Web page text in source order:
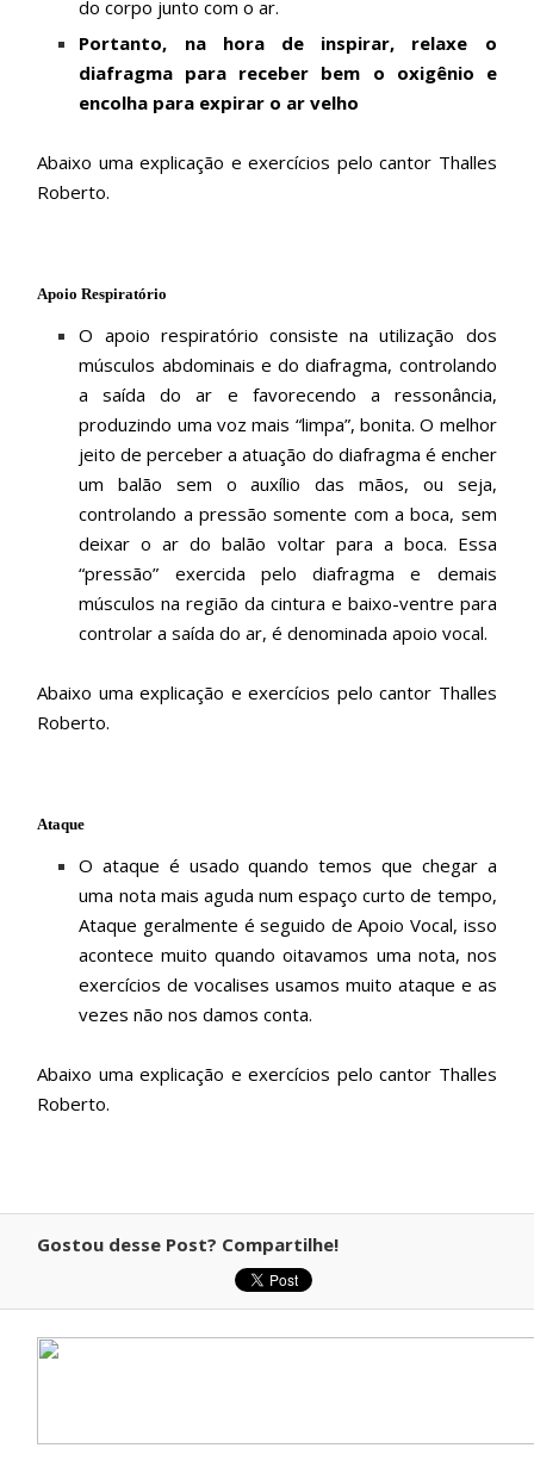
do corpo junto com o ar.
Portanto, na hora de inspirar, relaxe o
diafragma para receber bem o oxigênio e
encolha para expirar o ar velho
Abaixo uma explicação e exercícios pelo cantor Thalles
Roberto.
Apoio Respiratório
O apoio respiratório consiste na utilização dos
músculos abdominais e do diafragma, controlando
a saída do ar e favorecendo a ressonância,
produzindo uma voz mais “limpa”, bonita. O melhor
jeito de perceber a atuação do diafragma é encher
um balão sem o auxílio das mãos, ou seja,
controlando a pressão somente com a boca, sem
deixar o ar do balão voltar para a boca. Essa
“pressão” exercida pelo diafragma e demais
músculos na região da cintura e baixo-ventre para
controlar a saída do ar, é denominada apoio vocal.
Abaixo uma explicação e exercícios pelo cantor Thalles
Roberto.
Ataque
O ataque é usado quando temos que chegar a
uma nota mais aguda num espaço curto de tempo,
Ataque geralmente é seguido de Apoio Vocal, isso
acontece muito quando oitavamos uma nota, nos
exercícios de vocalises usamos muito ataque e as
vezes não nos damos conta.
Abaixo uma explicação e exercícios pelo cantor Thalles
Roberto.
Gostou desse Post? Compartilhe!